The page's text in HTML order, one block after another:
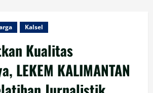
Kalsel
Kualitas
LEKEM KALIMANTAN